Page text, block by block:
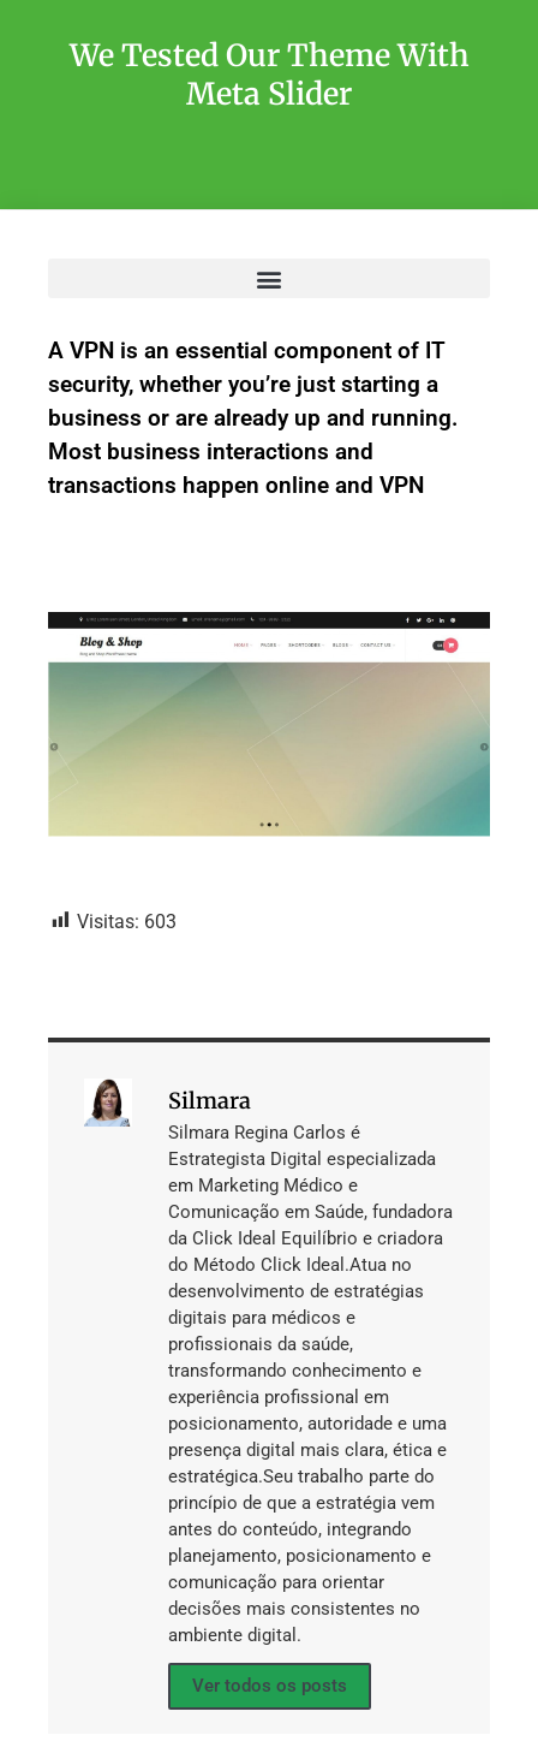
We Tested Our Theme With
Meta Slider
A VPN is an essential component of IT
security, whether you’re just starting a
business or are already up and running.
Most business interactions and
transactions happen online and VPN
Visitas: 603
Silmara
Silmara Regina Carlos é
Estrategista Digital especializada
em Marketing Médico e
Comunicação em Saúde, fundadora
da Click Ideal Equilíbrio e criadora
do Método Click Ideal.Atua no
desenvolvimento de estratégias
digitais para médicos e
profissionais da saúde,
transformando conhecimento e
experiência profissional em
posicionamento, autoridade e uma
presença digital mais clara, ética e
estratégica.Seu trabalho parte do
princípio de que a estratégia vem
antes do conteúdo, integrando
planejamento, posicionamento e
comunicação para orientar
decisões mais consistentes no
ambiente digital.
Ver todos os posts